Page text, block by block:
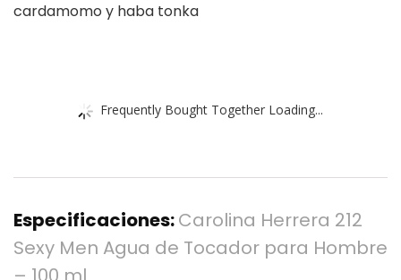
cardamomo y haba tonka
Frequently Bought Together Loading...
Especificaciones:Carolina Herrera 212
Sexy Men Agua de Tocador para Hombre